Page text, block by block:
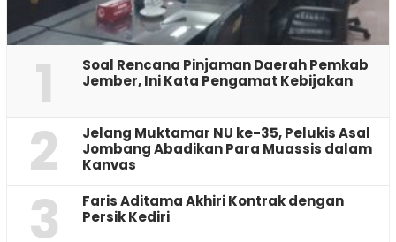
1
‎Soal Rencana Pinjaman Daerah Pemkab
Jember, Ini Kata Pengamat Kebijakan ‎
2
Jelang Muktamar NU ke-35, Pelukis Asal
Jombang Abadikan Para Muassis dalam
Kanvas
3
Faris Aditama Akhiri Kontrak dengan
Persik Kediri